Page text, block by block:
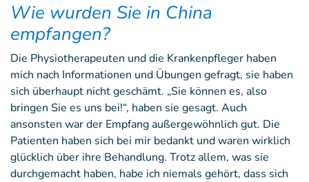
Wie wurden Sie in China
empfangen?
Die Physiotherapeuten und die Krankenpfleger haben
mich nach Informationen und Übungen gefragt, sie haben
sich überhaupt nicht geschämt. „Sie können es, also
bringen Sie es uns bei!“, haben sie gesagt. Auch
ansonsten war der Empfang außergewöhnlich gut. Die
Patienten haben sich bei mir bedankt und waren wirklich
glücklich über ihre Behandlung. Trotz allem, was sie
durchgemacht haben, habe ich niemals gehört, dass sich